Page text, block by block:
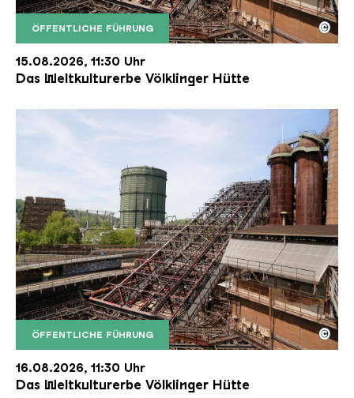
ÖFFENTLICHE FÜHRUNG
Der Erzschrägaufzug der Völklinger Hütte mit
Copyright: Weltkulturerbe Völklinger Hütte | Karl
©
15.08.2026, 11:30 Uhr
Das Weltkulturerbe Völklinger Hütte
ÖFFENTLICHE FÜHRUNG
Der Erzschrägaufzug der Völklinger Hütte mit
Copyright: Weltkulturerbe Völklinger Hütte | Karl
©
16.08.2026, 11:30 Uhr
Das Weltkulturerbe Völklinger Hütte